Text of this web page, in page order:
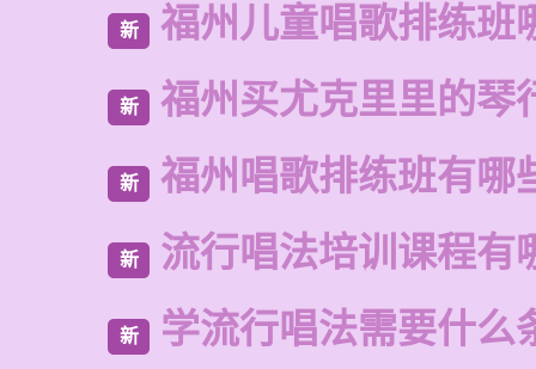
新 福州儿童唱歌排练班
新 福州买尤克里里的琴
新 福州唱歌排练班有哪
新 流行唱法培训课程有
新 学流行唱法需要什么